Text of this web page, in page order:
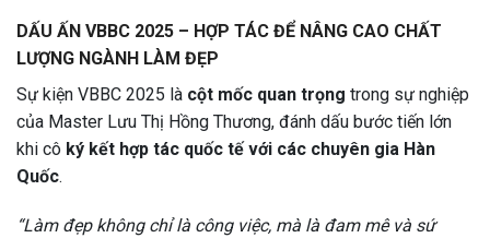
DẤU ẤN VBBC 2025 – HỢP TÁC ĐỂ NÂNG CAO CHẤT
LƯỢNG NGÀNH LÀM ĐẸP
Sự kiện VBBC 2025 là cột mốc quan trọng trong sự nghiệp
của Master Lưu Thị Hồng Thương, đánh dấu bước tiến lớn
khi cô ký kết hợp tác quốc tế với các chuyên gia Hàn
Quốc.
“Làm đẹp không chỉ là công việc, mà là đam mê và sứ